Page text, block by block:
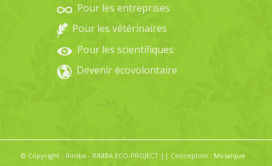
Pour les entreprises
Pour les vétérinaires
Pour les scientifiques
Devenir écovolontaire
© Copyright - Rimba - RIMBA ECO-PROJECT || Conception : Mosaïque